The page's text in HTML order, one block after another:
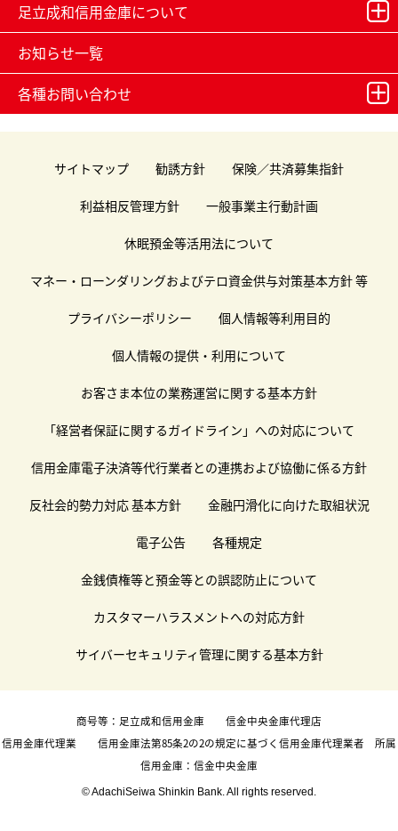
足立成和信用金庫について
お知らせ一覧
各種お問い合わせ
サイトマップ 勧誘方針 保険／共済募集指針
利益相反管理方針 一般事業主行動計画
休眠預金等活用法について
マネー・ローンダリングおよびテロ資金供与対策基本方針 等
プライバシーポリシー 個人情報等利用目的
個人情報の提供・利用について
お客さま本位の業務運営に関する基本方針
「経営者保証に関するガイドライン」への対応について
信用金庫電子決済等代行業者との連携および協働に係る方針
反社会的勢力対応 基本方針 金融円滑化に向けた取組状況
電子公告 各種規定
金銭債権等と預金等との誤認防止について
カスタマーハラスメントへの対応方針
サイバーセキュリティ管理に関する基本方針
商号等：足立成和信用金庫 信金中央金庫代理店
信用金庫代理業 信用金庫法第85条2の2の規定に基づく信用金庫代理業者 所属
信用金庫：信金中央金庫
© AdachiSeiwa Shinkin Bank. All rights reserved.